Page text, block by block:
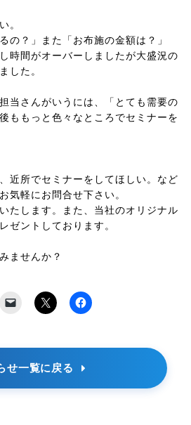
。
の？」また「お布施の金額は？」
時間がオーバーしましたが大盛況の
した。
当さんがいうには、「とても需要の
ももっと色々なところでセミナーを
近所でセミナーをしてほしい。など
気軽にお問合せ下さい。
たします。また、当社のオリジナル
ゼントしております。
ませんか？
せ一覧に戻る